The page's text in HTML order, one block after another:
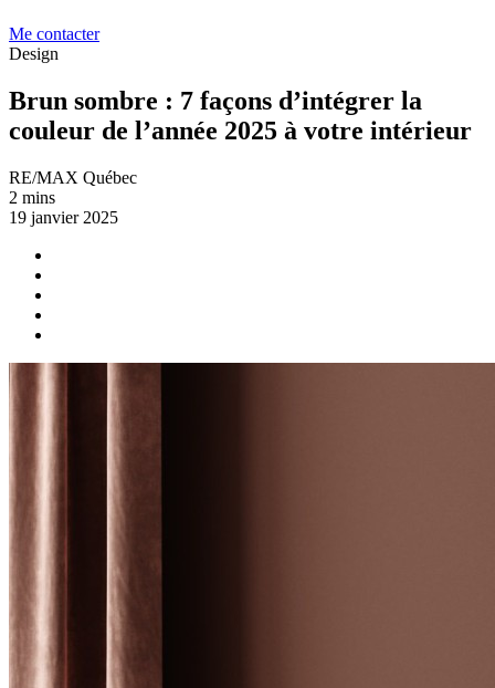
Me contacter
Design
Brun sombre : 7 façons d’intégrer la
couleur de l’année 2025 à votre intérieur
RE/MAX Québec
2 mins
19 janvier 2025